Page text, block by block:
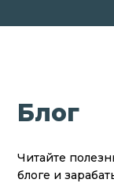
Блог
Читайте
блоге и